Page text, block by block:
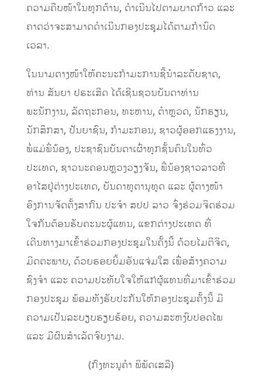
ຄວາມຄືບໜ້າໃນທຸກດ້ານ, ດໍາເນີນໄປຕາມບາດກ້າວ ແລະ
ຄາດວ່າຈະສາມາດດໍາເນີນກອງປະຊຸມໄດ້ຕາມກຳນົດ
ເວລາ.
ໃນນາມຕາງໜ້າໃຫ້ຄະນະກຳມະການຊີ້ນຳລະດັບຊາດ,
ທ່ານ ສັນຍາ ປຣະເສີດ ໄດ້ເຊີນຊວນບັນດາທ່ານ
ພະນັກງານ, ລັດຖະກອນ, ທະຫານ, ຕຳຫຼວດ, ນັກຮຽນ,
ນັກສຶກສາ, ປັນຍາຊົນ, ກຳມະກອນ, ຊາວຜູ້ອອກແຮງງານ,
ພໍ່ແມ່ພີ່ນ້ອງ, ປະຊາຊົນບັນດາເຜົ່າທຸກຊັ້ນຄົນໃນທົ່ວ
ປະເທດ, ຊາວນະຄອນຫຼວງວຽງຈັນ, ພີ່ນ້ອງຊາວລາວທີ່
ອາໄສຢູ່ຕ່າງປະເທດ, ບັນດາທູຕານຸທູດ ແລະ ຜູ້ຕາງໜ້າ
ອົງການຈັດຕັ້ງສາກົນ ປະຈຳ ສປປ ລາວ ຈົ່ງຮ່ວມຈິດຮ່ວມ
ໃຈກັນຕ້ອນຮັບຄະນະຜູ້ແທນ, ແຂກຕ່າງປະເທດ ທີ່
ເດີນທາງມາເຂົ້າຮ່ວມກອງປະຊຸມໃນຄັ້ງນີ້ ດ້ວຍໄມຕີຈິດ,
ມິດຕະພາບ, ດ້ວຍຮອຍຍິ້ມອັນແຈ່ມໃສ ເພື່ອສ້າງຄວາມ
ຊົງຈໍາ ແລະ ຄວາມປະທັບໃຈໃຫ້ແກ່ຜູ້ແທນທີ່ມາເຂົ້າຮ່ວມ
ກອງປະຊຸມ ພ້ອມທັງຮັບປະກັນໃຫ້ກອງປະຊຸມຄັ້ງນີ້ ມີ
ຄວາມເປັນລະບຽບຮຽບຮ້ອຍ, ຄວາມສະຫງົບປອດໄພ
ແລະ ມີຜົນສໍາເລັດຈົບງາມ.
(ກົງທະນູຄຳ ພິພັດເສລີ)